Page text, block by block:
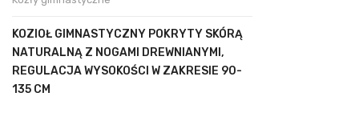
KOZIOŁ GIMNASTYCZNY POKRYTY SKÓRĄ
NATURALNĄ Z NOGAMI DREWNIANYMI,
REGULACJA WYSOKOŚCI W ZAKRESIE 90-
135 CM